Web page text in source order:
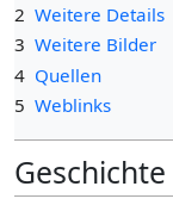
2 Weitere Details
3 Weitere Bilder
4 Quellen
5 Weblinks
Geschichte